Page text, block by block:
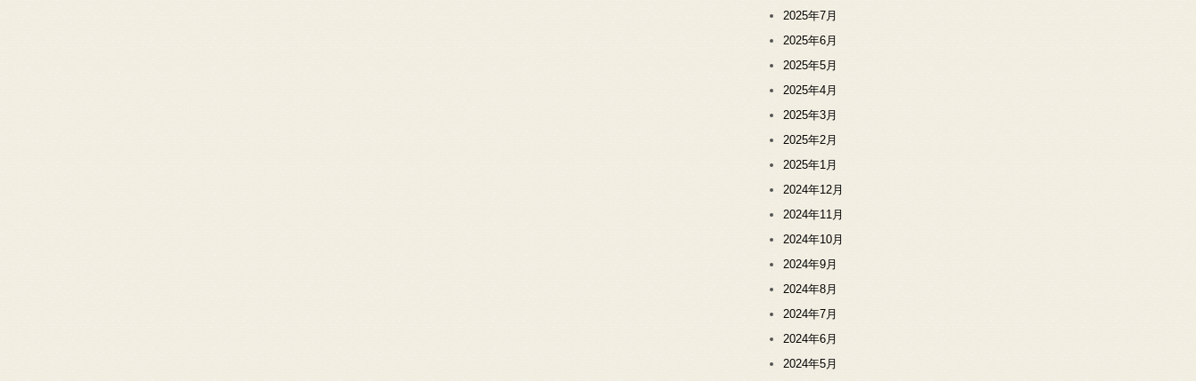
2025年7月
2025年6月
2025年5月
2025年4月
2025年3月
2025年2月
2025年1月
2024年12月
2024年11月
2024年10月
2024年9月
2024年8月
2024年7月
2024年6月
2024年5月